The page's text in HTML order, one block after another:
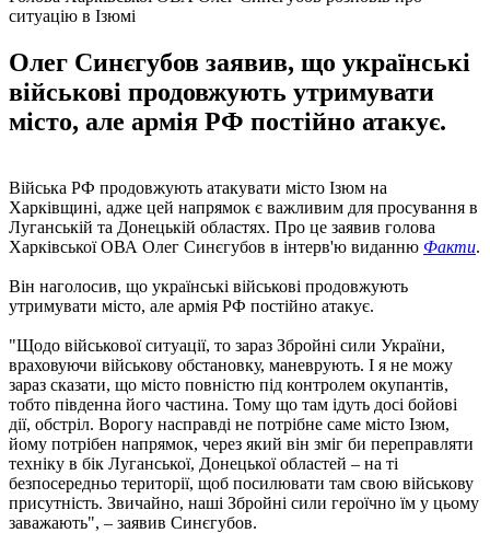
ситуацію в Ізюмі
Олег Синєгубов заявив, що українські
військові продовжують утримувати
місто, але армія РФ постійно атакує.
Війська РФ продовжують атакувати місто Ізюм на
Харківщині, адже цей напрямок є важливим для просування в
Луганській та Донецькій областях. Про це заявив голова
Харківської ОВА Олег Синєгубов в інтерв'ю виданню Факти.
Він наголосив, що українські військові продовжують
утримувати місто, але армія РФ постійно атакує.
"Щодо військової ситуації, то зараз Збройні сили України,
враховуючи військову обстановку, маневрують. І я не можу
зараз сказати, що місто повністю під контролем окупантів,
тобто південна його частина. Тому що там ідуть досі бойові
дії, обстріл. Ворогу насправді не потрібне саме місто Ізюм,
йому потрібен напрямок, через який він зміг би переправляти
техніку в бік Луганської, Донецької областей – на ті
безпосередньо території, щоб посилювати там свою військову
присутність. Звичайно, наші Збройні сили героїчно їм у цьому
заважають", – заявив Синєгубов.